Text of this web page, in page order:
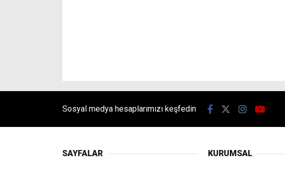
Sosyal medya hesaplarımızı keşfedin
SAYFALAR KURUMSAL